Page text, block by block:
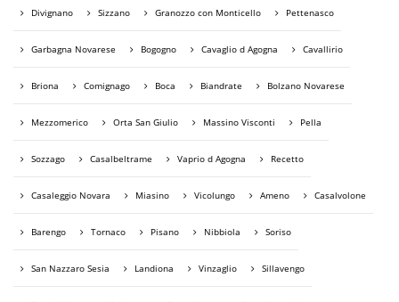
Divignano Sizzano Granozzo con Monticello Pettenasco
Garbagna Novarese Bogogno Cavaglio d Agogna Cavallirio
Briona Comignago Boca Biandrate Bolzano Novarese
Mezzomerico Orta San Giulio Massino Visconti Pella
Sozzago Casalbeltrame Vaprio d Agogna Recetto
Casaleggio Novara Miasino Vicolungo Ameno Casalvolone
Barengo Tornaco Pisano Nibbiola Soriso
San Nazzaro Sesia Landiona Vinzaglio Sillavengo